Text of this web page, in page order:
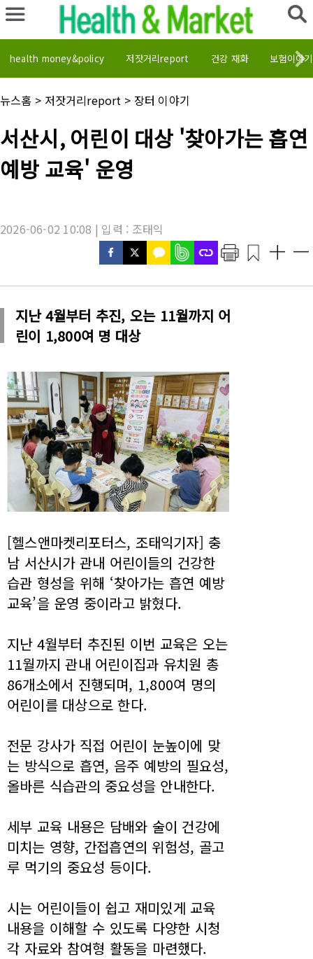
health money&policy 저잣거리report 건강 재화 보험이야기
채
널
뉴스홈 > 저잣거리report > 장터 이야기
기
사
목
서산시, 어린이 대상 '찾아가는 흡연
예방 교육' 운영
2026-06-02 10:08 | 입력 : 조태익
지난 4월부터 추진, 오는 11월까지 어
린이 1,800여 명 대상
[헬스앤마켓리포터스, 조태익기자] 충
남 서산시가 관내 어린이들의 건강한
습관 형성을 위해 ‘찾아가는 흡연 예방
교육’을 운영 중이라고 밝혔다.
지난 4월부터 추진된 이번 교육은 오는
11월까지 관내 어린이집과 유치원 총
86개소에서 진행되며, 1,800여 명의
어린이를 대상으로 한다.
전문 강사가 직접 어린이 눈높이에 맞
는 방식으로 흡연, 음주 예방의 필요성,
올바른 식습관의 중요성을 안내한다.
세부 교육 내용은 담배와 술이 건강에
미치는 영향, 간접흡연의 위험성, 골고
루 먹기의 중요성 등이다.
시는 어린이들이 쉽고 재미있게 교육
내용을 이해할 수 있도록 다양한 시청
각 자료와 참여형 활동을 마련했다.